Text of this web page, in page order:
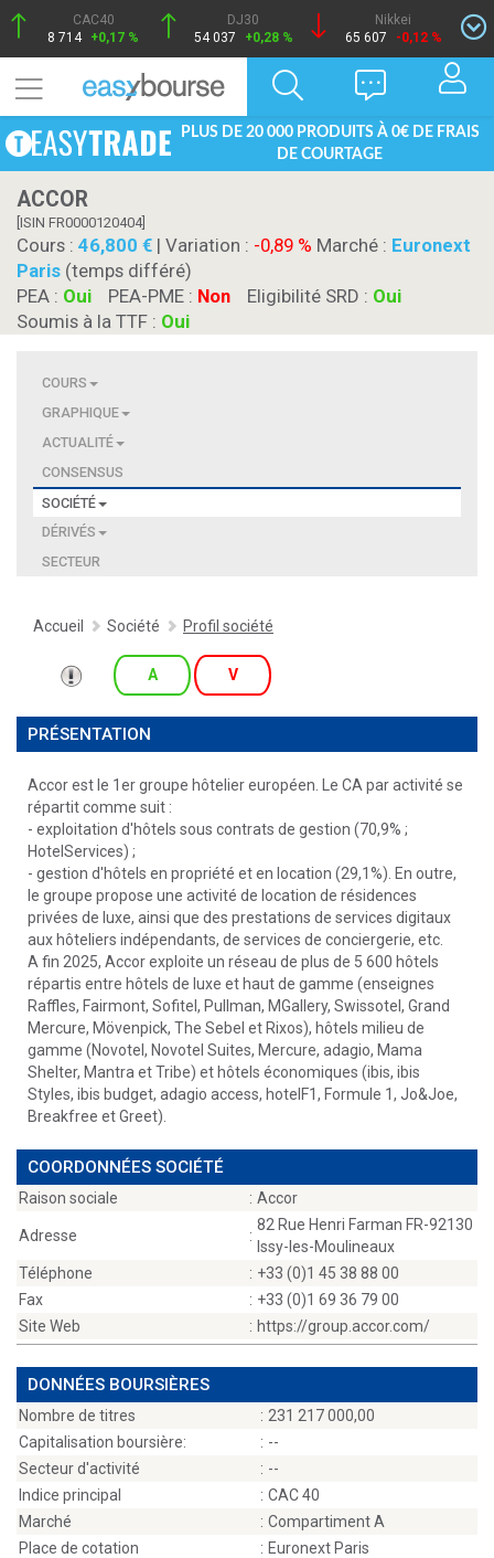
CAC40
8 714 +0,17 %
DJ30
54 037
+0,28 %
Nikkei
65 607
-0,12 %
PLUS DE 20 000 PRODUITS À 0€ DE FRAIS
DE COURTAGE
ACCOR
[ISIN FR0000120404]
Cours : 46,800 | Variation : -0,89 % Marché : Euronext
Paris (temps différé)
PEA : Oui PEA-PME : Non Eligibilité SRD : Oui
Soumis à la TTF : Oui
COURS
GRAPHIQUE
ACTUALITÉ
CONSENSUS
SOCIÉTÉ
DÉRIVÉS
SECTEUR
Accueil Société Profil société
A V
PRÉSENTATION
Accor est le 1er groupe hôtelier européen. Le CA par activité se
répartit comme suit :
- exploitation d'hôtels sous contrats de gestion (70,9% ;
HotelServices) ;
- gestion d'hôtels en propriété et en location (29,1%). En outre,
le groupe propose une activité de location de résidences
privées de luxe, ainsi que des prestations de services digitaux
aux hôteliers indépendants, de services de conciergerie, etc.
A fin 2025, Accor exploite un réseau de plus de 5 600 hôtels
répartis entre hôtels de luxe et haut de gamme (enseignes
Raffles, Fairmont, Sofitel, Pullman, MGallery, Swissotel, Grand
Mercure, Mövenpick, The Sebel et Rixos), hôtels milieu de
gamme (Novotel, Novotel Suites, Mercure, adagio, Mama
Shelter, Mantra et Tribe) et hôtels économiques (ibis, ibis
Styles, ibis budget, adagio access, hotelF1, Formule 1, Jo&Joe,
Breakfree et Greet).
COORDONNÉES SOCIÉTÉ
Raison sociale : Accor
Adresse :
82 Rue Henri Farman FR-92130
Issy-les-Moulineaux
Téléphone
: +33 (0)1 45 38 88 00
Fax
: +33 (0)1 69 36 79 00
Site Web
: https://group.accor.com/
DONNÉES BOURSIÈRES
Nombre de titres : 231 217 000,00
Capitalisation boursière:
: --
Secteur d'activité
: --
Indice principal
: CAC 40
Marché
: Compartiment A
Place de cotation
: Euronext Paris